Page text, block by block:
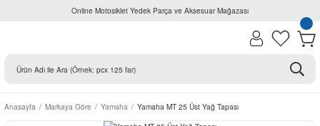
Online Motosiklet Yedek Parça ve Aksesuar Mağazası
Anasayfa Markaya Göre Yamaha Yamaha MT 25 Üst Yağ Tapası